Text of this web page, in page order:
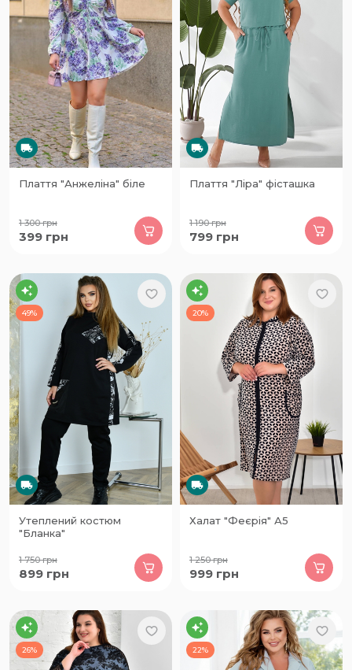
Плаття "Анжеліна" біле
1 300грн
399 грн
Плаття "Ліра" фісташка
1 190грн
799 грн
49%
Утеплений костюм
"Бланка"
1 750грн
899 грн
20%
Халат "Феєрія" А5
1 250грн
999 грн
26% 22%